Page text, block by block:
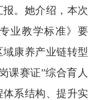
。她介绍，本次
业教学标准》要
康养产业链转型
课赛证”综合育人
系结构、提升实